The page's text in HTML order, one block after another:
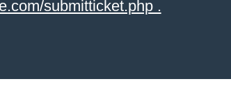
submitticket.php .